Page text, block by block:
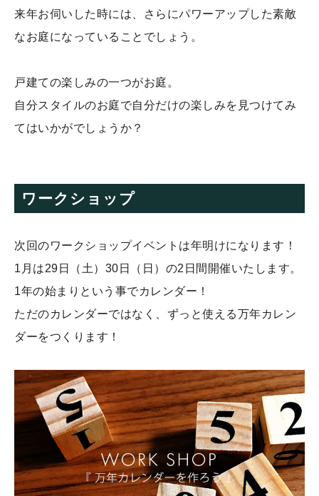
来年お伺いした時には、さらにパワーアップした素敵
なお庭になっていることでしょう。
戸建ての楽しみの一つがお庭。
自分スタイルのお庭で自分だけの楽しみを見つけてみ
てはいかがでしょうか？
ワークショップ
次回のワークショップイベントは年明けになります！
1月は29日（土）30日（日）の2日間開催いたします。
1年の始まりという事でカレンダー！
ただのカレンダーではなく、ずっと使える万年カレン
ダーをつくります！